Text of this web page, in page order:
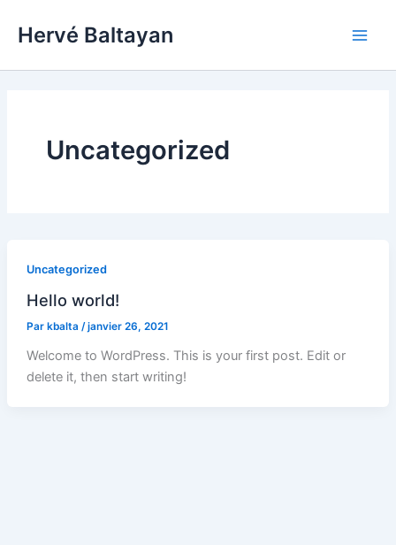
Hervé Baltayan
Uncategorized
Uncategorized
Hello world!
Par kbalta /janvier 26, 2021
Welcome to WordPress. This is your first post. Edit or
delete it, then start writing!